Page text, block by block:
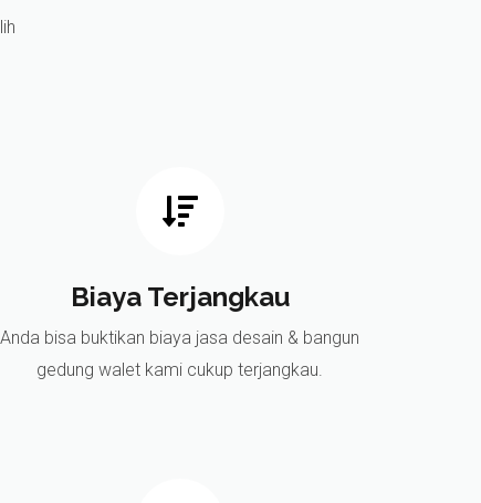
Biaya Terjangkau
Anda bisa buktikan biaya jasa desain & bangun
gedung walet kami cukup terjangkau.